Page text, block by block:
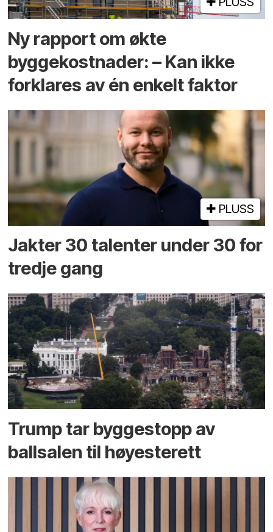
Ny rapport om økte
byggekostnader: – Kan ikke
forklares av én enkelt faktor
PLUSS
Jakter 30 talenter under 30 for
tredje gang
Trump tar byggestopp av
ballsalen til høyesterett